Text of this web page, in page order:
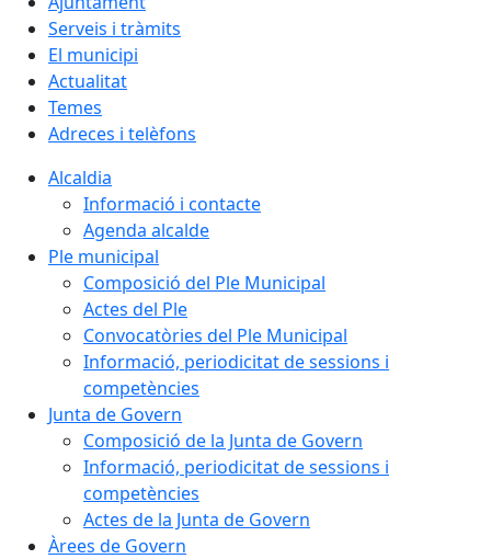
Serveis i tràmits
El municipi
Actualitat
Temes
Adreces i telèfons
Alcaldia
Informació i contacte
Agenda alcalde
Ple municipal
Composició del Ple Municipal
Actes del Ple
Convocatòries del Ple Municipal
Informació, periodicitat de sessions i
competències
Junta de Govern
Composició de la Junta de Govern
Informació, periodicitat de sessions i
competències
Actes de la Junta de Govern
Àrees de Govern